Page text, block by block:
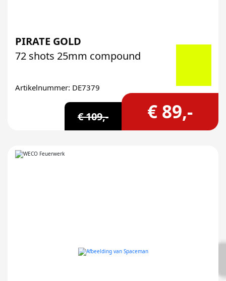
PIRATE GOLD
72 shots 25mm compound
Artikelnummer: DE7379
€ 109,- € 89,-